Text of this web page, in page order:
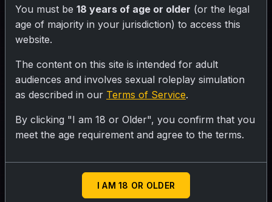
SUBMIT RATING
हॉलीवुड अभिनेत्री, ३८ वर्ष, इंटरव्यू में। १० पत्रकार
प्रदर्शन कर रही है।
You must be 18 years of age or older (or the legal
age of majority in your jurisdiction) to access this
website.
The content on this site is intended for adult
audiences and involves sexual roleplay simulation
as described in our Terms of Service.
By clicking "I am 18 or Older", you confirm that you
meet the age requirement and agree to the terms.
I AM 18 OR OLDER